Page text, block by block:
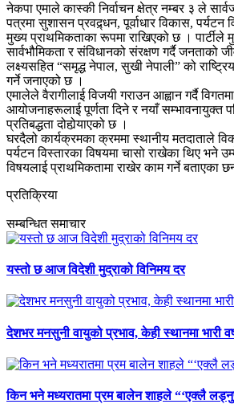
नेकपा एमाले कास्की निर्वाचन क्षेत्र नम्बर ३ ले
पत्रमा सुशासन प्रवद्र्धन, पूर्वाधार विकास, पर्यटन
मुख्य प्राथमिकताका रूपमा राखिएको छ । पार्टीले
सार्वभौमिकता र संविधानको संरक्षण गर्दै जनताको
लक्ष्यसहित “समृद्ध नेपाल, सुखी नेपाली” को
गर्ने जनाएको छ ।
एमालेले वैरागीलाई विजयी गराउन आह्वान गर्दै
आयोजनाहरूलाई पूर्णता दिने र नयाँ सम्भावनायुक्त
प्रतिबद्धता दोहोर्‍याएको छ ।
घरदैलो कार्यक्रमका क्रममा स्थानीय मतदाताले
पर्यटन विस्तारका विषयमा चासो राखेका थिए भने
विषयलाई प्राथमिकतामा राखेर काम गर्ने बताएका
प्रतिक्रिया
सम्बन्धित समाचार
यस्तो छ आज विदेशी मुद्राको विनिमय दर
देशभर मनसुनी वायुको प्रभाव, केही स्थानमा भारी
किन भने मध्यरातमा प्रम बालेन शाहले “‘एक्लै